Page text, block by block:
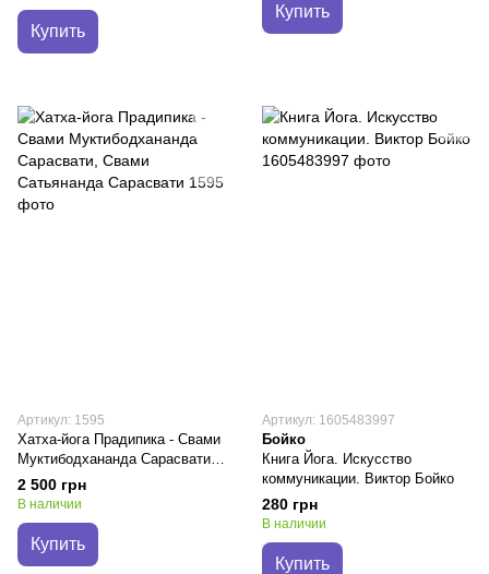
Купить
Купить
Артикул: 1595
Хатха-йога Прадипика - Свами
Муктибодхананда Сарасвати,
Свами Сатьянанда Сарасвати
2 500 грн
В наличии
Купить
Артикул: 1605483997
Бойко
Книга Йога. Искусство
коммуникации. Виктор Бойко
280 грн
В наличии
Купить